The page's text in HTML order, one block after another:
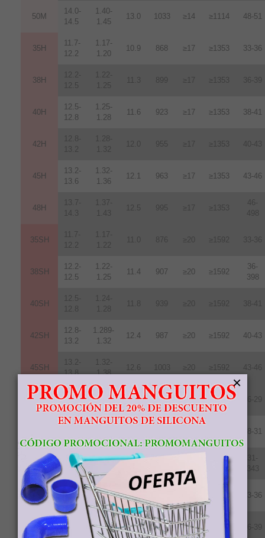
50M
14.0-
14.5
1.40-
1.45
13.0 1033 ≥14 ≥1114 48-51
35H
11.7-
12.2
1.17-
1.20
10.9 868 ≥17 ≥1353 33-36
38H
12.2-
12.5
1.22-
1.25
11.3 899 ≥17 ≥1353 36-39
40H
12.5-
12.8
1.25-
1.28
11.6 923 ≥17 ≥1353 38-41
42H
12.8-
13.2
1.28-
1.32
12 0 955 ≥17 ≥1353 40-43
45H
13.2-
13.6
1.32-
1.36
12.1 963 ≥17 ≥1353 43-46
48H
13.7-
14.3
1.37-
1.43
12.5 995 ≥17 ≥1353
46-
498
35SH
11.7-
12.2
1.17-
1.22
11.0 876 ≥20 ≥1592 33-36
38SH
12.2-
12.5
1.22-
1.25
11.4 907 ≥20 ≥1592
36-
398
40SH
12.5-
12.8
1.24-
1.28
11.8 939 ≥20 ≥1592 38-41
42SH
12.8-
13.2
1.289-
1.32
12.4 987 ≥20 ≥1592 40-43
45SH
13.2-
13.8
1.32-
1.38
12.6 1003 ≥20 ≥1592 43-46
28UH
10.2-
10.8
1.02-
1.08
9.6 764 ≥25 ≥1990 26-29
10.8-
11.3
1.08-
1.13
28-31
33UH
11.3-
11.7
1.13-
1.17
≥1990
31-
343
35UH
11.8-
12.2
1.18-
1.22
10.8 ≥1990 33-36
38UH
12.2-
12.5
1.22-
1.25
11.0 876 ≥25 ≥1990 36-39
×